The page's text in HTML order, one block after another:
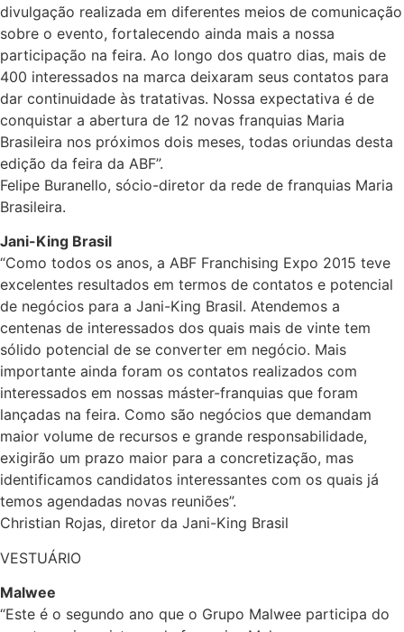
divulgação realizada em diferentes meios de comunicação
sobre o evento, fortalecendo ainda mais a nossa
participação na feira. Ao longo dos quatro dias, mais de
400 interessados na marca deixaram seus contatos para
dar continuidade às tratativas. Nossa expectativa é de
conquistar a abertura de 12 novas franquias Maria
Brasileira nos próximos dois meses, todas oriundas desta
edição da feira da ABF”.
Felipe Buranello, sócio-diretor da rede de franquias Maria
Brasileira.
Jani-King Brasil
“Como todos os anos, a ABF Franchising Expo 2015 teve
excelentes resultados em termos de contatos e potencial
de negócios para a Jani-King Brasil. Atendemos a
centenas de interessados dos quais mais de vinte tem
sólido potencial de se converter em negócio. Mais
importante ainda foram os contatos realizados com
interessados em nossas máster-franquias que foram
lançadas na feira. Como são negócios que demandam
maior volume de recursos e grande responsabilidade,
exigirão um prazo maior para a concretização, mas
identificamos candidatos interessantes com os quais já
temos agendadas novas reuniões”.
Christian Rojas, diretor da Jani-King Brasil
VESTUÁRIO
Malwee
“Este é o segundo ano que o Grupo Malwee participa do